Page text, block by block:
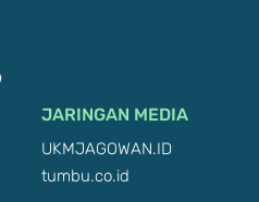
JARINGAN MEDIA
UKMJAGOWAN.ID
tumbu.co.id